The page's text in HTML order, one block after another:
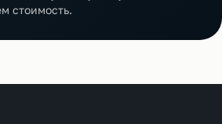
стоимость.